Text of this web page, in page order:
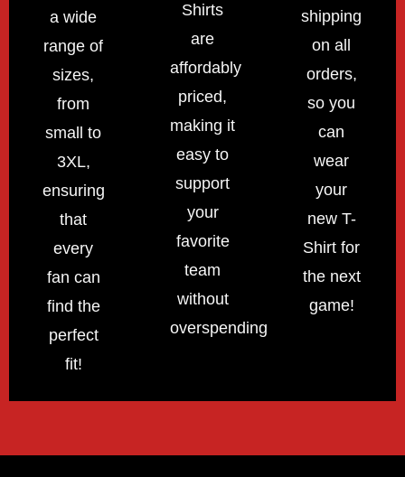
a wide
range of
sizes,
from
small to
3XL,
ensuring
that
every
fan can
find the
perfect
fit!
Shirts
are
affordably
priced,
making it
easy to
support
your
favorite
team
without
overspending!
shipping
on all
orders,
so you
can
wear
your
new T-
Shirt for
the next
game!